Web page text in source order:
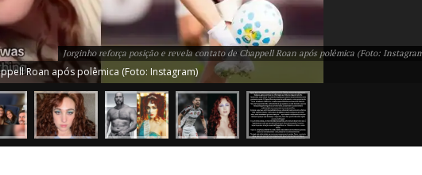
Sobre Nós
Anuncie
Contato
Transparência Editorial
Termos de Serviços
RSS
Jorginho reforça posição e revela contato de Chappell Roan após polêmica (Foto:
Roan após polêmica (Foto: Instagram)